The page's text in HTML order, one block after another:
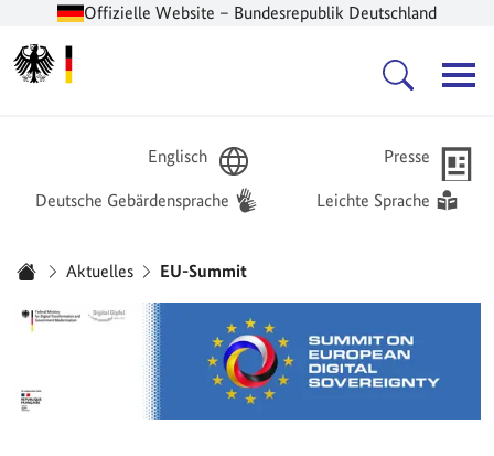
Offizielle Website – Bundesrepublik Deutschland
Englisch Presse
Deutsche Gebärdensprache Leichte Sprache
Aktuelles EU-Summit